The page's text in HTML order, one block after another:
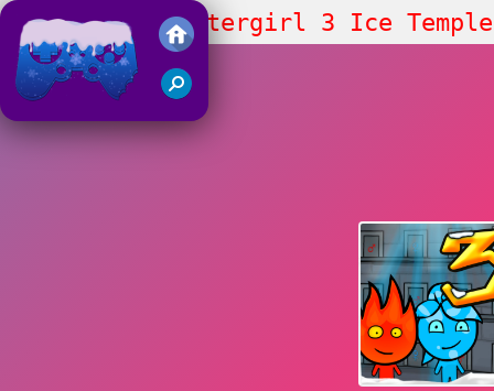
Juegos Friv 2018
Fireboy and Watergirl 3 Ice Temple